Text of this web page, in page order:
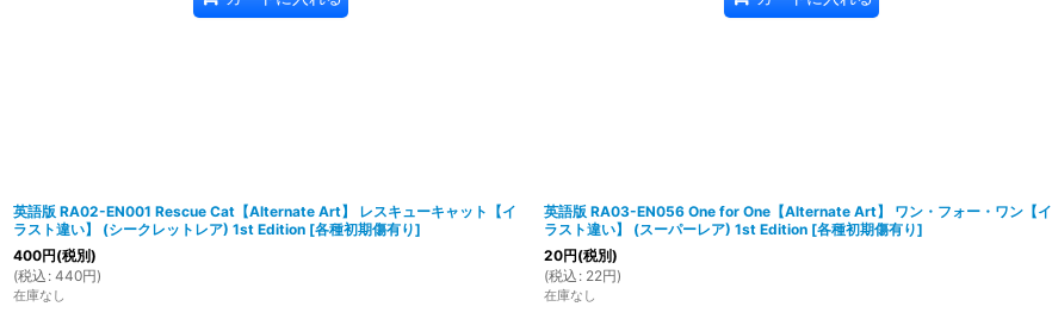
英語版 RA02-EN001 Rescue Cat【Alternate Art】 レスキューキャット【イ
ラスト違い】 (シークレットレア) 1st Edition [各種初期傷有り]
400円(税別)
(税込 : 440円)
在庫なし
英語版 RA03-EN056 One for One【Alternate Art】 ワン・フォー・ワン【イ
ラスト違い】 (スーパーレア) 1st Edition [各種初期傷有り]
20円(税別)
(税込 : 22円)
在庫なし